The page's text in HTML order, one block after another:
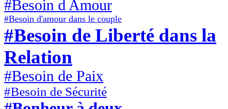
#Besoin d Amour
#Besoin d'amour dans le couple
#Besoin de Liberté dans la
Relation
#Besoin de Paix
#Besoin de Sécurité